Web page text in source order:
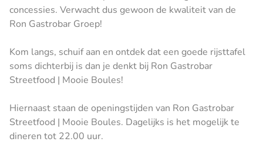
concessies. Verwacht dus gewoon de kwaliteit van de
Ron Gastrobar Groep!
Kom langs, schuif aan en ontdek dat een goede rijsttafel
soms dichterbij is dan je denkt bij Ron Gastrobar
Streetfood | Mooie Boules!
Hiernaast staan de openingstijden van Ron Gastrobar
Streetfood | Mooie Boules. Dagelijks is het mogelijk te
dineren tot 22.00 uur.